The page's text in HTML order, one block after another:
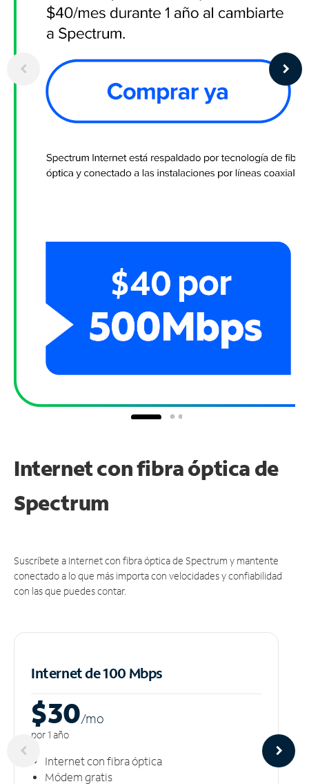
Internet con fibra óptica de
Spectrum
Suscríbete a Internet con fibra óptica de Spectrum y mantente
conectado a lo que más importa con velocidades y confiabilidad
con las que puedes contar.
Internet de 100 Mbps
$30/mo
por 1 año
Internet con fibra óptica
Módem gratis